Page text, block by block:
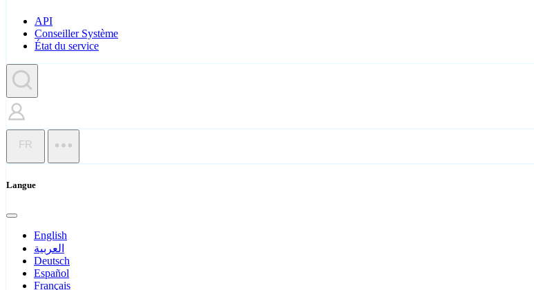
API
Conseiller Système
État du service
FR
Langue
English
العربية
Deutsch
Español
Français